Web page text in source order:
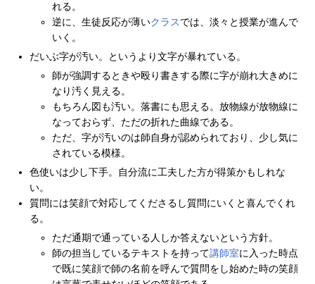
れる。
逆に、生徒反応が薄いクラスでは、淡々と授業が進んで
いく。
だいぶ字が汚い。というより文字が暴れている。
師が強調するときや殴り書きする際に字が崩れ大きめに
なり汚く見える。
もちろん図も汚い。落書にも思える。放物線が放物線に
なっておらず、ただの折れた曲線である。
ただ、字が汚いのは師自身が認められており、少し気に
されている模様。
色使いは少し下手。自分流に工夫した方が得策かもしれな
い。
質問には笑顔で対応してくださるし質問にいくと喜んでくれ
る。
ただ通期で通っている人しか答えないという方針。
師の担当しているテキストを持って講師室に入った時点
で既に笑顔で師の名前を呼んで質問をし始めた時の笑顔